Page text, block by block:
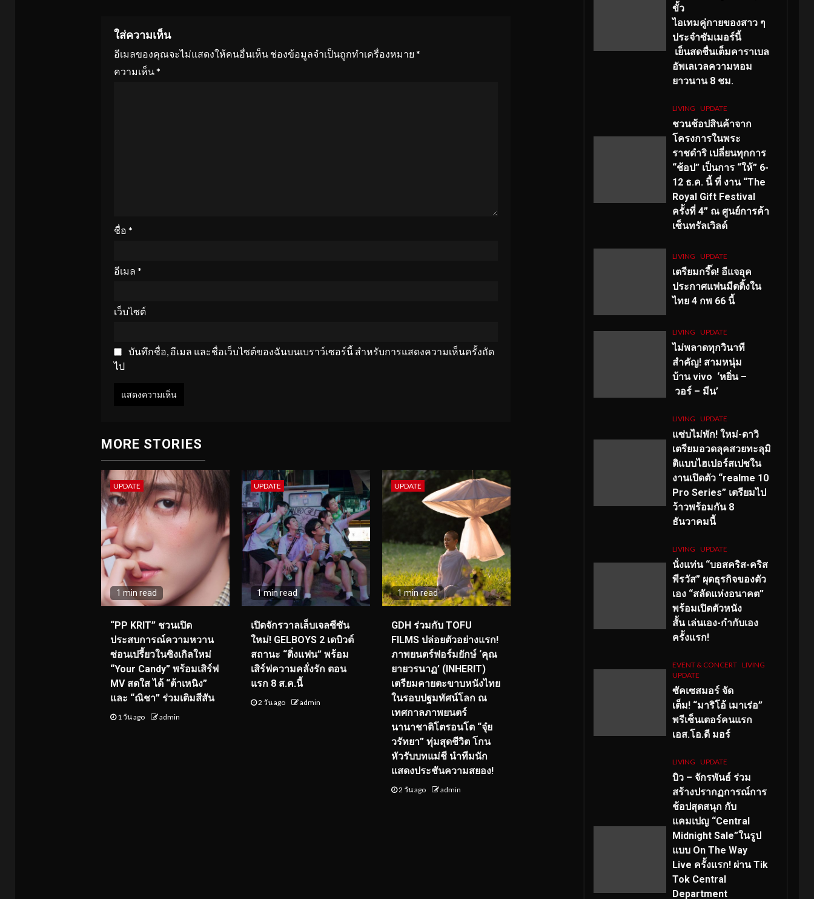
ใส่ความเห็น
อีเมลของคุณจะไม่แสดงให้คนอื่นเห็น ช่องข้อมูลจำเป็นถูกทำเครื่องหมาย *
ความเห็น*
ชื่อ *
อีเมล *
เว็บไซต์
บันทึกชื่อ, อีเมล และชื่อเว็บไซต์ของฉันบนเบราว์เซอร์นี้ สำหรับการแสดงความเห็นครั้งถัด
ไป
MORE STORIES
UPDATE
1 min read
“PP KRIT” ชวนเปิด
ประสบการณ์ความหวาน
ซ่อนเปรี้ยวในซิงเกิลใหม่
“Your Candy” พร้อมเสิร์ฟ
MV สดใส ได้ “ต้าเหนิง”
และ “ณิชา” ร่วมเติมสีสัน
1 วัน ago admin
UPDATE
1 min read
เปิดจักรวาลเล็บเจลซีซัน
ใหม่! GELBOYS 2 เดบิวต์
สถานะ “ติ่งแฟน” พร้อม
เสิร์ฟความคลั่งรัก ตอน
แรก 8 ส.ค.นี้
2 วัน ago admin
UPDATE
1 min read
GDH ร่วมกับ TOFU
FILMS ปล่อยตัวอย่างแรก!
ภาพยนตร์ฟอร์มยักษ์ ‘คุณ
ยายวรนาฏ’ (INHERIT)
เตรียมคายตะขาบหนังไทย
ในรอบปฐมทัศน์โลก ณ
เทศกาลภาพยนตร์
นานาชาติโตรอนโต “จุ๋ย
วรัทยา” ทุ่มสุดชีวิต โกน
หัวรับบทแม่ชี นำทีมนัก
แสดงประชันความสยอง!
2 วัน ago admin
ขั้ว
ไอเทมคู่กายของสาว ๆ
ประจำซัมเมอร์นี้
เย็นสดชื่นเต็มคาราเบล
อัพเลเวลความหอม
ยาวนาน 8 ชม.
LIVING UPDATE
ชวนช้อปสินค้าจาก
โครงการในพระ
ราชดำริ เปลี่ยนทุกการ
“ช้อป” เป็นการ “ให้” 6-
12 ธ.ค. นี้ ที่ งาน “The
Royal Gift Festival
ครั้งที่ 4” ณ ศูนย์การค้า
เซ็นทรัลเวิลด์
LIVING UPDATE
เตรียมกรี๊ด! อีแจอุค
ประกาศแฟนมีตติ้งใน
ไทย 4 กพ 66 นี้
LIVING UPDATE
ไม่พลาดทุกวินาที
สำคัญ! สามหนุ่ม
บ้าน vivo ‘หยิ่น –
วอร์ – มีน’
LIVING UPDATE
แซ่บไม่พัก! ใหม่-ดาวิ
เตรียมอวดลุคสวยทะลุมิ
ติแบบไฮเปอร์สเปซใน
งานเปิดตัว “realme 10
Pro Series” เตรียมไป
ว้าวพร้อมกัน 8
ธันวาคมนี้
LIVING UPDATE
นั่งแท่น “บอสคริส-คริส
พีรวัส” ผุดธุรกิจของตัว
เอง “สลัดแห่งอนาคต”
พร้อมเปิดตัวหนัง
สั้น เล่นเอง-กำกับเอง
ครั้งแรก!
EVENT & CONCERT LIVING
UPDATE
ซัคเซสมอร์ จัด
เต็ม! “มาริโอ้ เมาเร่อ”
พรีเซ็นเตอร์คนแรก
เอส.โอ.ดี มอร์
LIVING UPDATE
บิว – จักรพันธ์ ร่วม
สร้างปรากฏการณ์การ
ช้อปสุดสนุก กับ
แคมเปญ “Central
Midnight Sale”ในรูป
แบบ On The Way
Live ครั้งแรก! ผ่าน Tik
Tok Central
Department